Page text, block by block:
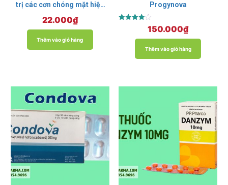
trị các cơn chóng mặt hiệu
quả
22.000₫
Thêm vào giỏ hàng
Progynova
4.00
150.000₫
Thêm vào giỏ hàng